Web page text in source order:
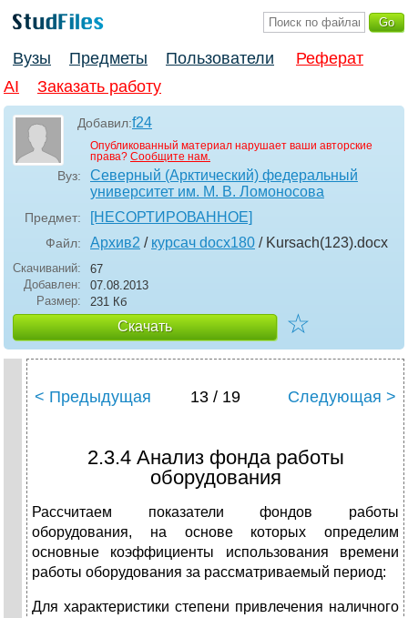
Вузы Предметы Пользователи
Реферат
AI
Заказать работу
Добавил:f24
Опубликованный материал нарушает ваши авторские
права? Сообщите нам.
Вуз:
Северный (Арктический) федеральный
университет им. М. В. Ломоносова
Предмет: [НЕСОРТИРОВАННОЕ]
Файл: Архив2 / курсач docx180 / Kursach(123).docx
Скачиваний:
67
Добавлен:
07.08.2013
Размер:
231 Кб
Скачать ☆
< Предыдущая 13 / 19 Следующая >
2.3.4 Анализ фонда работы
оборудования
Рассчитаем показатели фондов работы
оборудования, на основе которых определим
основные коэффициенты использования времени
работы оборудования за рассматриваемый период:
Для характеристики степени привлечения наличного